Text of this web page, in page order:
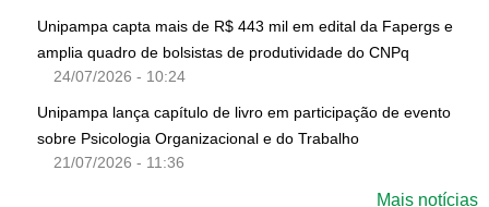
Unipampa capta mais de R$ 443 mil em edital da Fapergs e
amplia quadro de bolsistas de produtividade do CNPq
24/07/2026 - 10:24
Unipampa lança capítulo de livro em participação de evento
sobre Psicologia Organizacional e do Trabalho
21/07/2026 - 11:36
Mais notícias